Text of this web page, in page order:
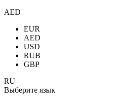
AED
EUR
AED
USD
RUB
GBP
RU
Выберите язык